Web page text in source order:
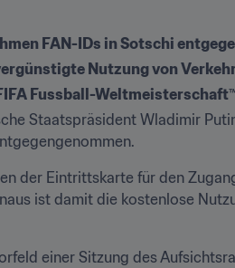
FAN-IDs in Sotschi
Nutzung von
Fussball-
Staatspräsident Wladimir
der Eintrittskarte für den
ist damit die kostenlose
einer Sitzung des